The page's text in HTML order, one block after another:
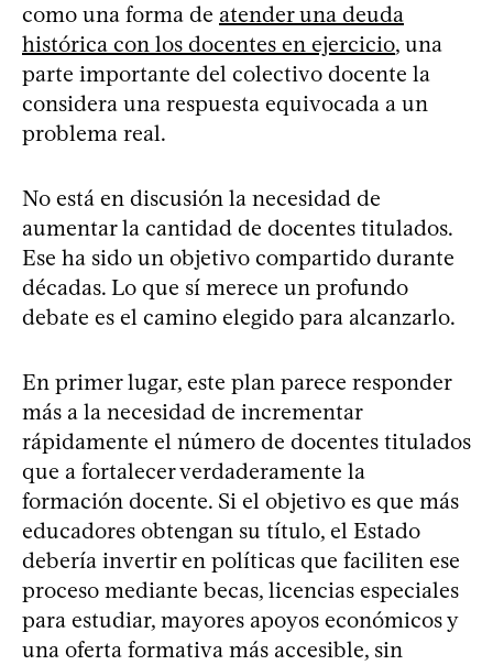
como una forma de atender una deuda
histórica con los docentes en ejercicio, una
parte importante del colectivo docente la
considera una respuesta equivocada a un
problema real.
No está en discusión la necesidad de
aumentar la cantidad de docentes titulados.
Ese ha sido un objetivo compartido durante
décadas. Lo que sí merece un profundo
debate es el camino elegido para alcanzarlo.
En primer lugar, este plan parece responder
más a la necesidad de incrementar
rápidamente el número de docentes titulados
que a fortalecer verdaderamente la
formación docente. Si el objetivo es que más
educadores obtengan su título, el Estado
debería invertir en políticas que faciliten ese
proceso mediante becas, licencias especiales
para estudiar, mayores apoyos económicos y
una oferta formativa más accesible, sin